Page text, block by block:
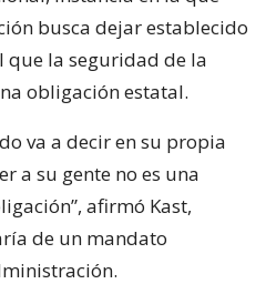
busca dejar establecido
que la seguridad de la
obligación estatal.
va a decir en su propia
a su gente no es una
afirmó Kast,
de un mandato